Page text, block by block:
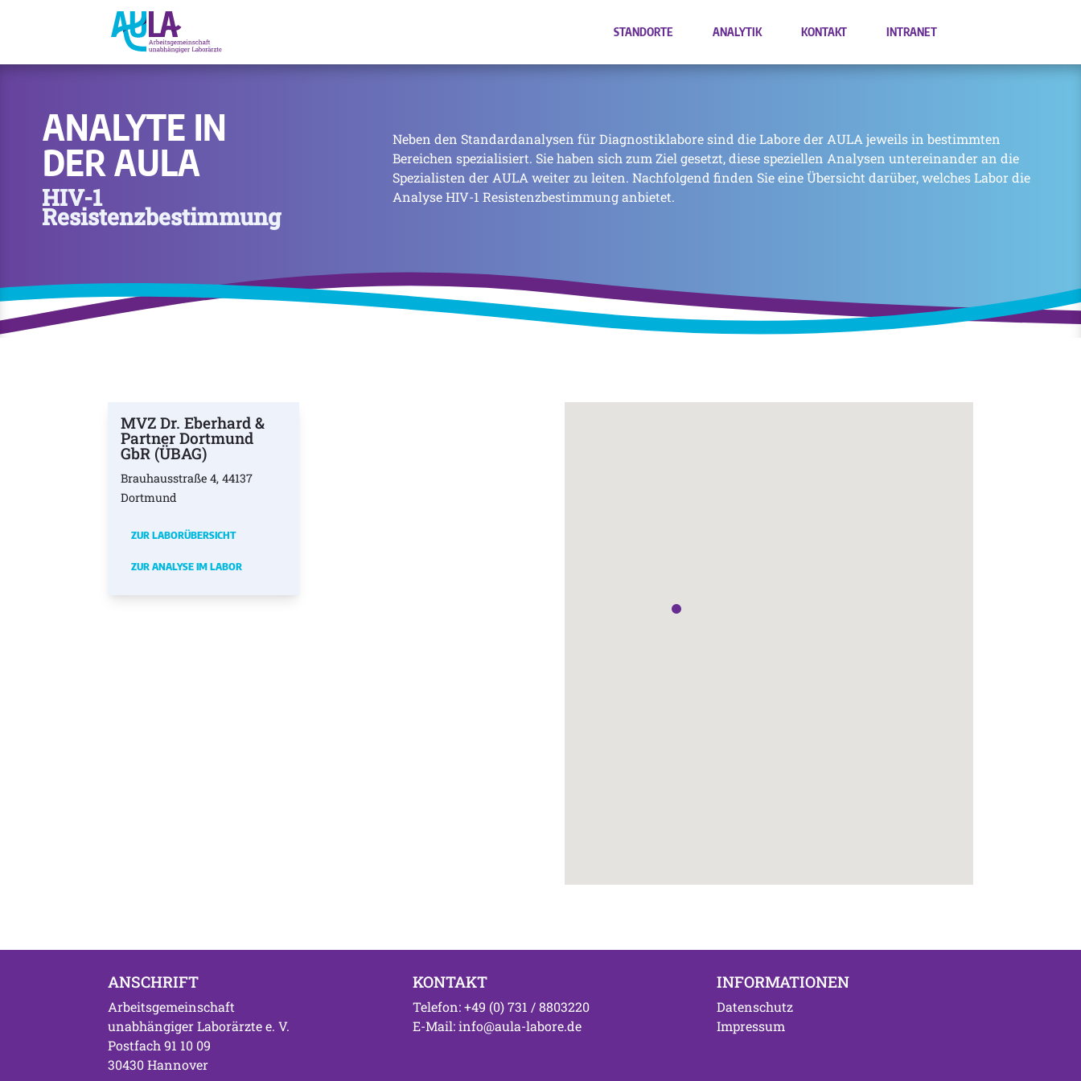
STANDORTE ANALYTIK KONTAKT INTRANET
ANALYTE IN
DER AULA
HIV-1
Resistenzbestimmung
Neben den Standardanalysen für Diagnostiklabore sind die Labore der AULA jeweils in bestimmten
Bereichen spezialisiert. Sie haben sich zum Ziel gesetzt, diese speziellen Analysen untereinander an die
Spezialisten der AULA weiter zu leiten. Nachfolgend finden Sie eine Übersicht darüber, welches Labor die
Analyse HIV-1 Resistenzbestimmung anbietet.
MVZ Dr. Eberhard &
Partner Dortmund
GbR (ÜBAG)
Brauhausstraße 4, 44137
Dortmund
ZUR LABORÜBERSICHT
ZUR ANALYSE IM LABOR
ANSCHRIFT
Arbeitsgemeinschaft
unabhängiger Laborärzte e. V.
Postfach 91 10 09
30430 Hannover
KONTAKT
Telefon: +49 (0) 731 / 8803220
E-Mail: info@aula-labore.de
INFORMATIONEN
Datenschutz
Impressum